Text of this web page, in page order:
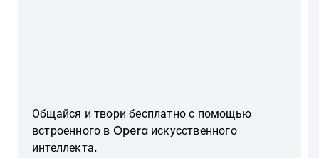
Общайся и твори бесплатно с помощью
встроенного в Opera искусственного
интеллекта.